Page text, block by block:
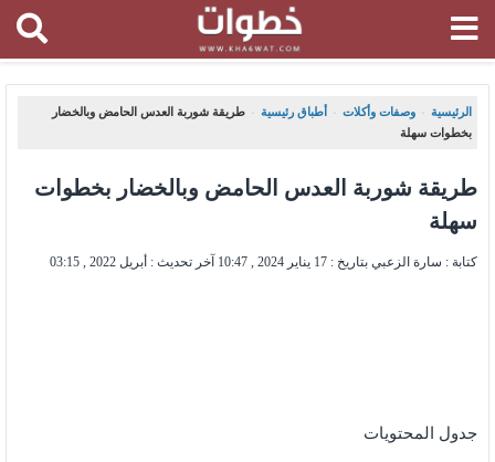
الرئيسية ، وصفات وأكلات ، أطباق رئيسية ،
طريقة شوربة العدس الحامض وبالخضار
بخطوات سهلة
طريقة شوربة العدس الحامض وبالخضار بخطوات
سهلة
كتابة : سارة الزعبي بتاريخ : 17 يناير 2024 , 10:47 آخر تحديث : أبريل 2022 , 03:15
جدول المحتويات